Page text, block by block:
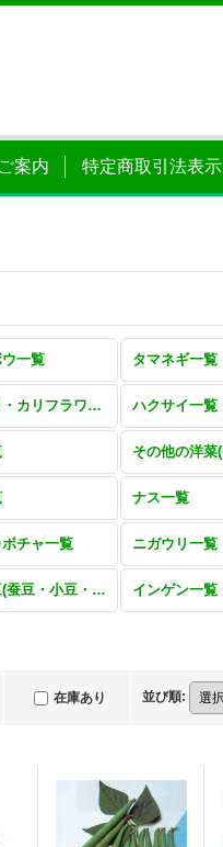
案内 特定商取引法表示
一覧 タマネギ一覧
ブロッコリ・カリフラワー一覧 ハクサイ一覧
ナス一覧
チャ一覧 ニガウリ一覧
その他の豆(蚕豆・小豆・大豆・ササゲ・鵲豆・ナタマメ)一覧 インゲン一覧
在庫あり 並び順: